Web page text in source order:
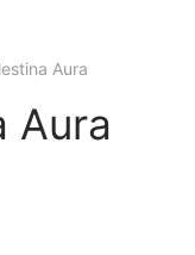
Aura
Aura